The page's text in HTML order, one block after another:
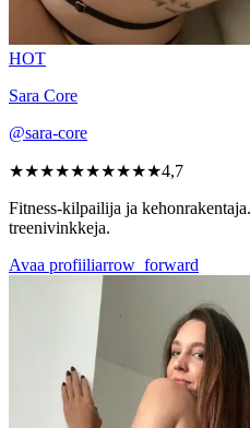
HOT
Sara Core
@sara-core
★★★★★★★★★★4,7
Fitness-kilpailija ja
treenivinkkeja.
Avaa profiiliarrow_forward